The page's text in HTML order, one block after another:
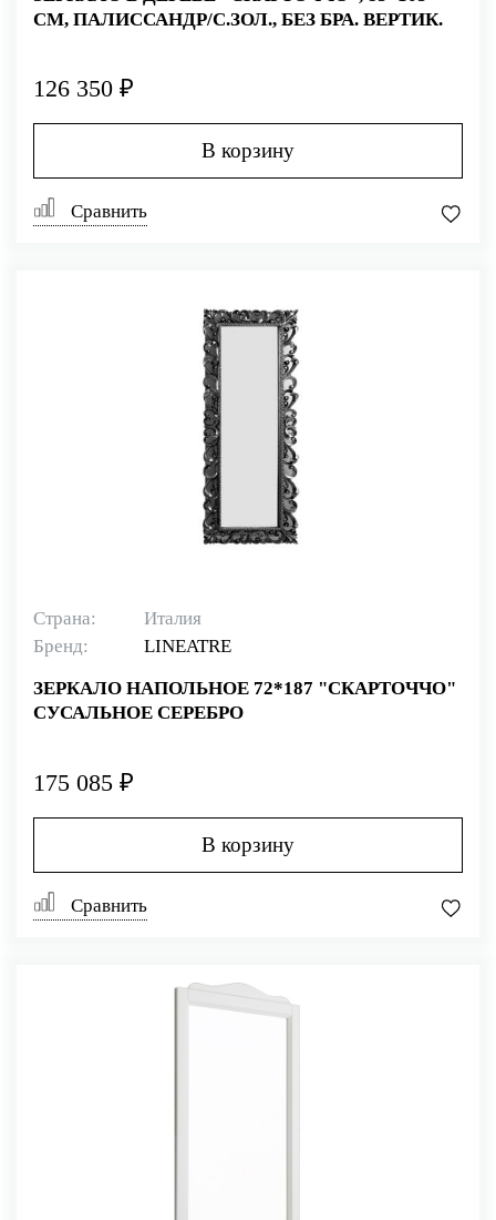
СМ, ПАЛИССАНДР/С.ЗОЛ., БЕЗ БРА. ВЕРТИК.
126 350 ₽
В корзину
Сравнить
Страна:
Италия
Бренд:
LINEATRE
ЗЕРКАЛО НАПОЛЬНОЕ 72*187 "СКАРТОЧЧО"
СУСАЛЬНОЕ СЕРЕБРО
175 085 ₽
В корзину
Сравнить